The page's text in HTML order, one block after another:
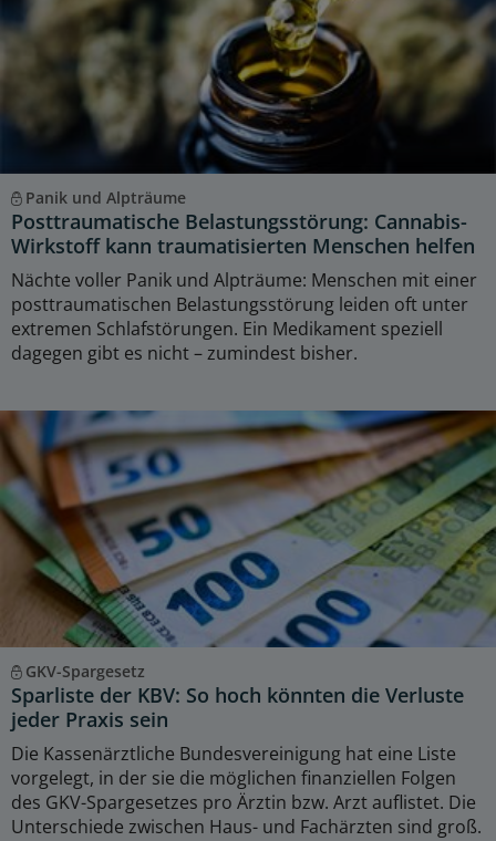
Panik und Alpträume
Posttraumatische Belastungsstörung: Cannabis-
Wirkstoff kann traumatisierten Menschen helfen
Nächte voller Panik und Alpträume: Menschen mit einer
posttraumatischen Belastungsstörung leiden oft unter
extremen Schlafstörungen. Ein Medikament speziell
dagegen gibt es nicht – zumindest bisher.
GKV-Spargesetz
Sparliste der KBV: So hoch könnten die Verluste
jeder Praxis sein
Die Kassenärztliche Bundesvereinigung hat eine Liste
vorgelegt, in der sie die möglichen finanziellen Folgen
des GKV-Spargesetzes pro Ärztin bzw. Arzt auflistet. Die
Unterschiede zwischen Haus- und Fachärzten sind groß.